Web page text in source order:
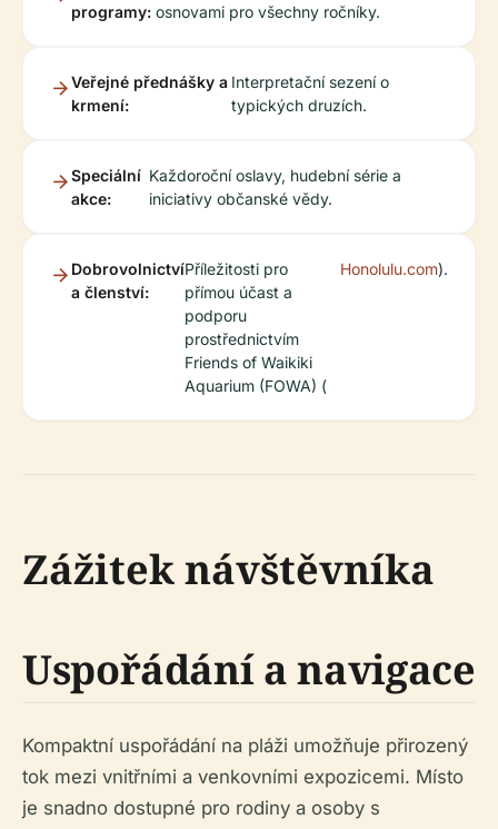
programy: osnovami pro všechny ročníky.
Veřejné přednášky a
krmení:
Interpretační sezení o
typických druzích.
Speciální
akce:
Každoroční oslavy, hudební série a
iniciativy občanské vědy.
Dobrovolnictví
a členství:
Příležitosti pro
přímou účast a
podporu
prostřednictvím
Friends of Waikiki
Aquarium (FOWA) (
Honolulu.com).
Zážitek návštěvníka
Uspořádání a navigace
Kompaktní uspořádání na pláži umožňuje přirozený
tok mezi vnitřními a venkovními expozicemi. Místo
je snadno dostupné pro rodiny a osoby s